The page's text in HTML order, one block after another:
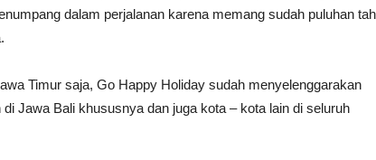
dalam perjalanan karena memang sudah puluhan
Timur saja, Go Happy Holiday sudah menyelenggarakan
Jawa Bali khususnya dan juga kota – kota lain di seluruh